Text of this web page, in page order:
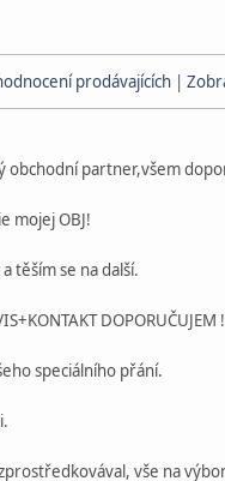
prodávajících |
obchodní partner,všem
mojej OBJ!
těším se na další.
DOPORUČUJEM
speciálního přání.
vše na